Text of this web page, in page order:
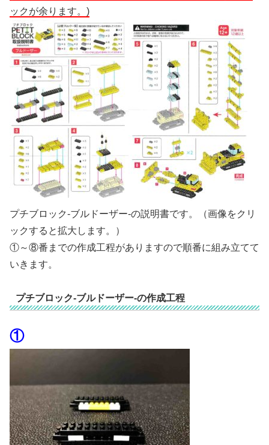
ックが余ります。)
プチブロック-ブルドーザー-の説明書です。（画像をクリ
ックすると拡大します。）
①～⑧番までの作成工程がありますので順番に組み立てて
いきます。
プチブロック-ブルドーザー-の作成工程
①